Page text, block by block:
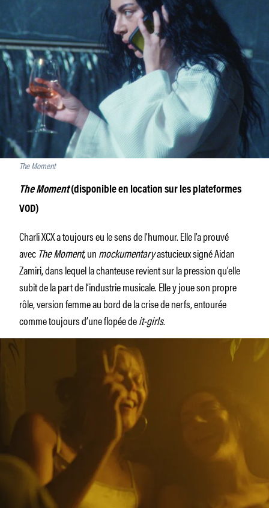
The Moment
The Moment(disponible en location sur les plateformes
VOD)
Charli XCX a toujours eu le sens de l’humour. Elle l’a prouvé
avec The Moment, unmockumentaryastucieux signé Aidan
Zamiri, dans lequel la chanteuse revient sur la pression qu’elle
subit de la part de l’industrie musicale. Elle y joue son propre
rôle, version femme au bord de la crise de nerfs, entourée
comme toujours d’une flopée deit-girls.